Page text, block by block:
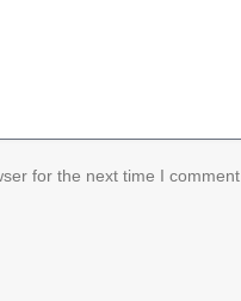
for the next time I comment.